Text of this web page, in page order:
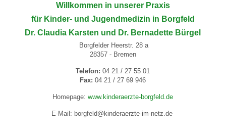
Willkommen in unserer Praxis
für Kinder- und Jugendmedizin in Borgfeld
Dr. Claudia Karsten und Dr. Bernadette Bürgel
Borgfelder Heerstr. 28 a
28357 - Bremen
Telefon: 04 21 / 27 55 01
Fax: 04 21 / 27 69 946
Homepage:www.kinderaerzte-borgfeld.de
E-Mail: borgfeld@kinderaerzte-im-netz.de